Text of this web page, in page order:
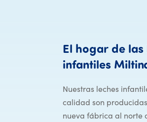
El hogar de las
infantiles
Nuestras leches
calidad son
nueva fábrica al norte